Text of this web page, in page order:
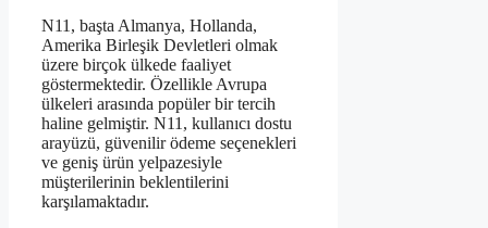
N11, başta Almanya, Hollanda,
Amerika Birleşik Devletleri olmak
üzere birçok ülkede faaliyet
göstermektedir. Özellikle Avrupa
ülkeleri arasında popüler bir tercih
haline gelmiştir. N11, kullanıcı dostu
arayüzü, güvenilir ödeme seçenekleri
ve geniş ürün yelpazesiyle
müşterilerinin beklentilerini
karşılamaktadır.